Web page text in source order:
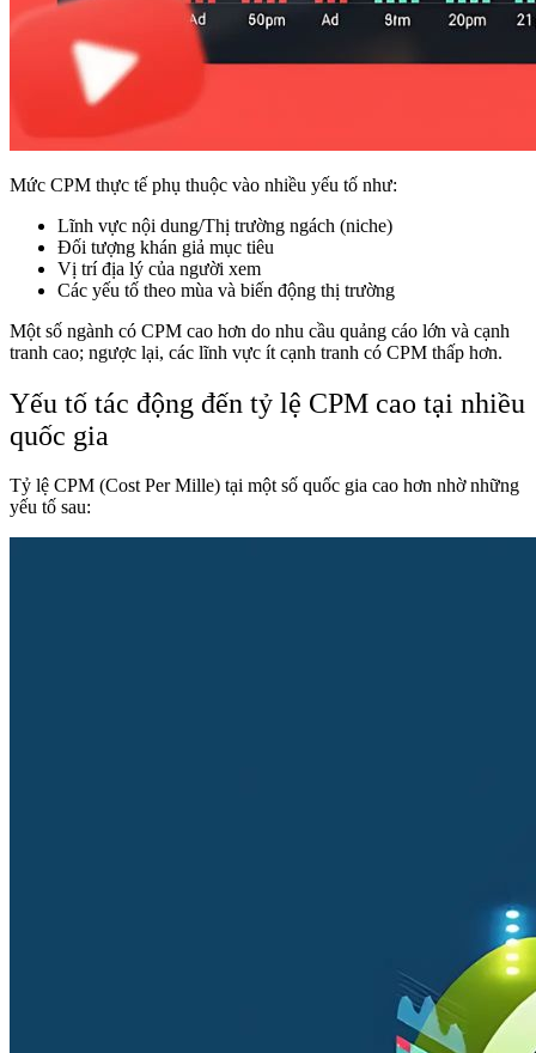
Mức CPM thực tế phụ thuộc vào nhiều yếu tố như:
Lĩnh vực nội dung/Thị trường ngách (niche)
Đối tượng khán giả mục tiêu
Vị trí địa lý của người xem
Các yếu tố theo mùa và biến động thị trường
Một số ngành có CPM cao hơn do nhu cầu quảng cáo lớn và cạnh
tranh cao; ngược lại, các lĩnh vực ít cạnh tranh có CPM thấp hơn.
Yếu tố tác động đến tỷ lệ CPM cao tại nhiều
quốc gia
Tỷ lệ CPM (Cost Per Mille) tại một số quốc gia cao hơn nhờ những
yếu tố sau: